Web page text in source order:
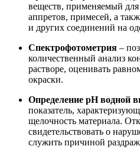
веществ, применяемый
аппретов, примесей, а
и других соединений на
Спектрофотометрия –
количественный анализ
растворе, оценивать
окраски.
Определение pH водной
показатель,
щелочность материала.
свидетельствовать о
служить причиной